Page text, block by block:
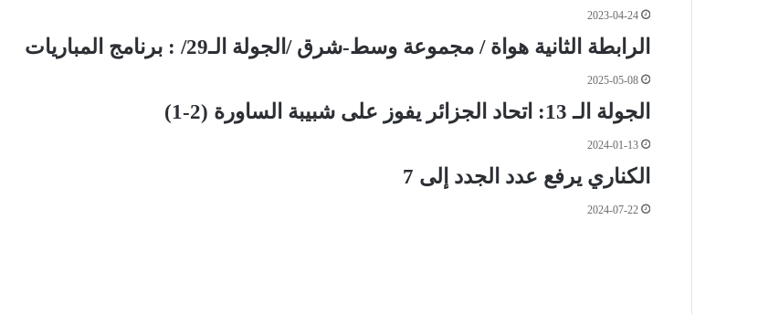
2023-04-24
الرابطة الثانية هواة / مجموعة وسط-شرق /الجولة الـ29/ : برنامج المباريات
2025-05-08
الجولة الـ 13: اتحاد الجزائر يفوز على شبيبة الساورة (2-1)
2024-01-13
الكناري يرفع عدد الجدد إلى 7
2024-07-22